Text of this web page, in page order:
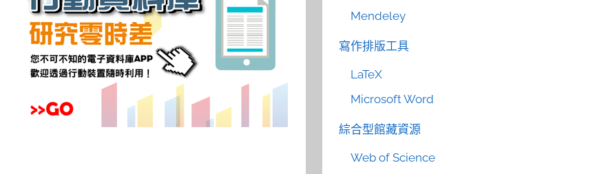
Mendeley
寫作排版工具
LaTeX
Microsoft Word
綜合型館藏資源
Web of Science